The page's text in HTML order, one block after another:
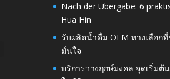
Nach der Übergabe: 6
Hua Hin
รับผลิตน้ำดื่ม OEM ทางเลือก
มั่นใจ
บริการวางฤกษ์มงคล จุดเริ่ม